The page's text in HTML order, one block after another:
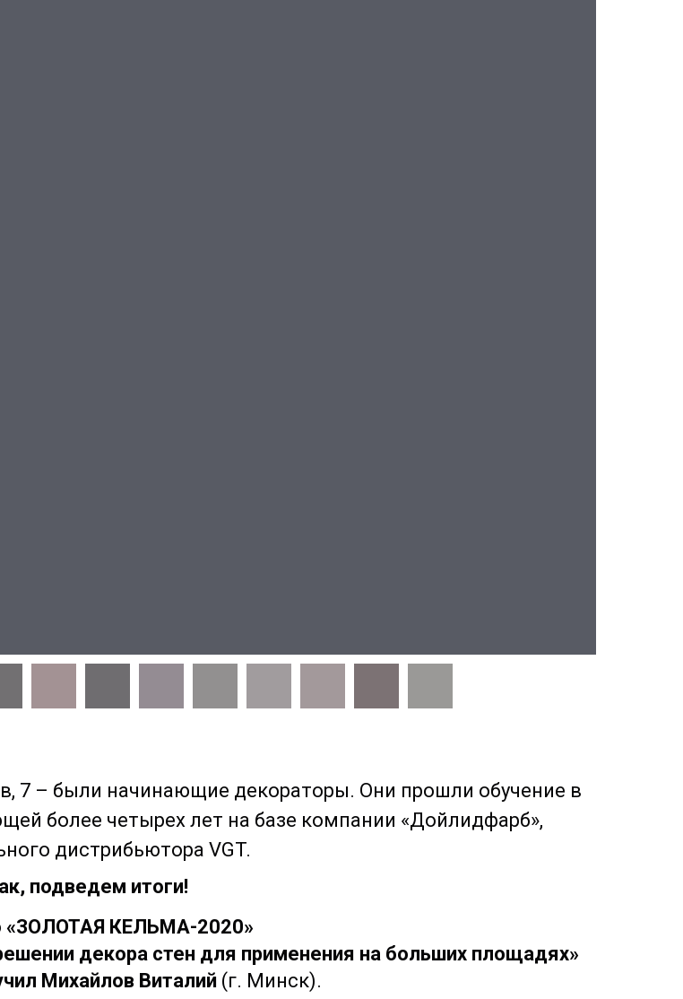
7 – были начинающие декораторы. Они прошли обучение в
более четырех лет на базе компании «Дойлидфарб»,
дистрибьютора VGT.
подведем итоги!
«ЗОЛОТАЯ КЕЛЬМА-2020»
декора стен для применения на больших площадях»
Михайлов Виталий(г. Минск).